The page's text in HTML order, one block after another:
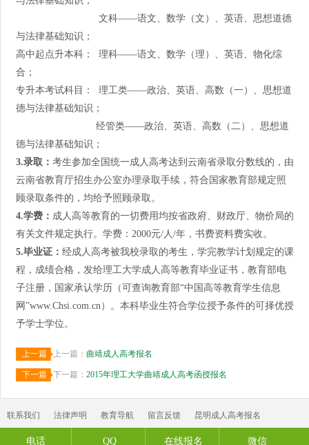
文科——语文、数学（文）、英语、思想道德
与法律基础知识；
高中起点升本科： 理科——语文、数学（理）、英语、物化综
合；
专升本考试科目： 理工类——政治、英语、高数（一）、思想道
德与法律基础知识；
经管类——政治、英语、高数（二）、思想道
德与法律基础知识；
3.录取：考生参加全国统一成人高考达到云南省录取分数线的，由
云南省教育厅招生办公室办理录取手续，符合国家教育部规定照
顾录取条件的，均给予照顾录取。
4.学费： 成人高等教育的一切费用均按省政府、财政厅、物价局的
有关文件规定执行。学费：2000元/人/年，书费资料费实收。
5.毕业证：经成人高考被我校录取的考生，学完教学计划规定的课
程，成绩合格，发给理工大学成人高等教育毕业证书，教育部电
子注册，国家承认学历（可查询教育部“中国高等教育学生信息
网”www.Chsi.com.cn）。本科毕业生符合学位授予条件的可择优授
予学士学位。
上一篇 上一篇：曲靖成人高考报名
下一篇 下一篇：2015年理工大学曲靖成人高考函授报名
电话 QQ 在线报名 微信
联系我们 法律声明 教育导航 留言反馈
昆明成人高考报名
昆明函授报名
云南师范类成人高考报名
滇公网安备 53010202001800号